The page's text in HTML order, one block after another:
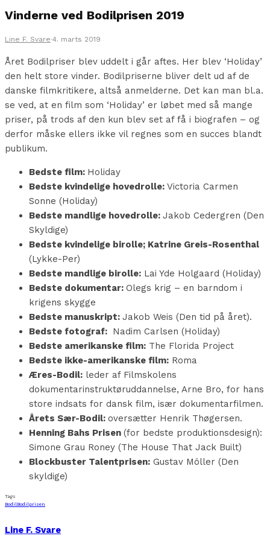
Vinderne ved Bodilprisen 2019
Line F. Svare·4. marts 2019
Året Bodilpriser blev uddelt i går aftes. Her blev ‘Holiday’
den helt store vinder. Bodilpriserne bliver delt ud af de
danske filmkritikere, altså anmelderne. Det kan man bl.a.
se ved, at en film som ‘Holiday’ er løbet med så mange
priser, på trods af den kun blev set af få i biografen – og
derfor måske ellers ikke vil regnes som en succes blandt
publikum.
Bedste film: Holiday
Bedste kvindelige hovedrolle: Victoria Carmen
Sonne (Holiday)
Bedste mandlige hovedrolle: Jakob Cedergren (Den
Skyldige)
Bedste kvindelige birolle; Katrine Greis-Rosenthal
(Lykke-Per)
Bedste mandlige birolle: Lai Yde Holgaard (Holiday)
Bedste dokumentar: Olegs krig – en barndom i
krigens skygge
Bedste manuskript: Jakob Weis (Den tid på året).
Bedste fotograf: Nadim Carlsen (Holiday)
Bedste amerikanske film: The Florida Project
Bedste ikke-amerikanske film: Roma
Æres-Bodil: leder af Filmskolens
dokumentarinstruktøruddannelse, Arne Bro, for hans
store indsats for dansk film, især dokumentarfilmen.
Årets Sær-Bodil: oversætter Henrik Thøgersen.
Henning Bahs Prisen (for bedste produktionsdesign):
Simone Grau Roney (The House That Jack Built)
Blockbuster Talentprisen: Gustav Möller (Den
skyldige)
Tags
Bodil Bodilprisen
Line F. Svare